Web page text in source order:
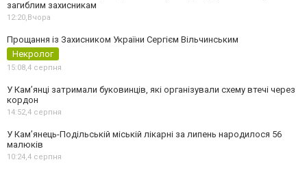
загиблим захисникам
12:20,Вчора
Прощання із Захисником України Сергієм Вільчинським
Некролог
15:08,4 серпня
У Кам’янці затримали буковинців, які організували схему втечі через
кордон
14:52,4 серпня
У Кам’янець-Подільській міській лікарні за липень народилося 56
малюків
10:24,4 серпня